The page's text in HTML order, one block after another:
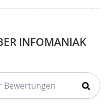
INFOMANIAK